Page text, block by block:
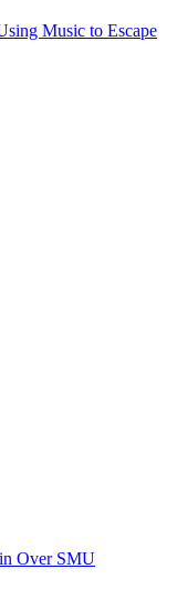
Music to Escape
Over SMU